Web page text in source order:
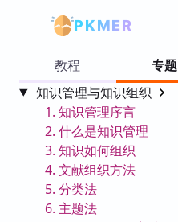
PKMER
教程
专题
知识管理与知识组织
1. 知识管理序言
2. 什么是知识管理
3. 知识如何组织
4. 文献组织方法
5. 分类法
6. 主题法